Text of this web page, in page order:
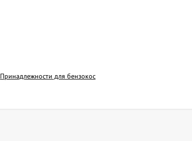
Принадлежности для бензокос